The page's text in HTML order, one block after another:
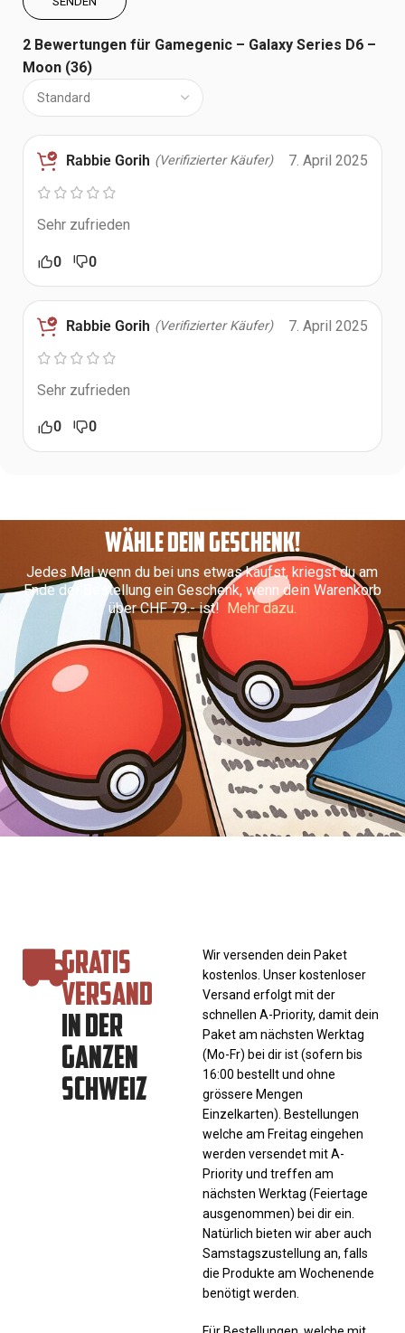
2 Bewertungen für Gamegenic – Galaxy Series D6 –
Moon (36)
Rabbie Gorih (Verifizierter Käufer) 7. April 2025
Sehr zufrieden
0 0
Rabbie Gorih (Verifizierter Käufer) 7. April 2025
Sehr zufrieden
0 0
WÄHLE DEIN GESCHENK!
Jedes Mal wenn du bei uns etwas kaufst, kriegst du am
Ende der Bestellung ein Geschenk, wenn dein Warenkorb
über CHF 79.- ist! Mehr dazu.
GRATIS
VERSAND
IN DER
GANZEN
SCHWEIZ
Wir versenden dein Paket
kostenlos. Unser kostenloser
Versand erfolgt mit der
schnellen A-Priority, damit dein
Paket am nächsten Werktag
(Mo-Fr) bei dir ist (sofern bis
16:00 bestellt und ohne
grössere Mengen
Einzelkarten). Bestellungen
welche am Freitag eingehen
werden versendet mit A-
Priority und treffen am
nächsten Werktag (Feiertage
ausgenommen) bei dir ein.
Natürlich bieten wir aber auch
Samstagszustellung an, falls
die Produkte am Wochenende
benötigt werden.